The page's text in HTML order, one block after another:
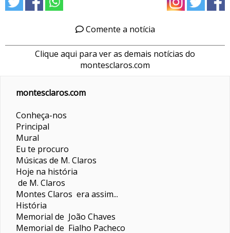
Comente a notícia
Clique aqui para ver as demais notícias do
montesclaros.com
montesclaros.com
Conheça-nos
Principal
Mural
Eu te procuro
Músicas de M. Claros
Hoje na história
de M. Claros
Montes Claros era assim...
História
Memorial de João Chaves
Memorial de Fialho Pacheco